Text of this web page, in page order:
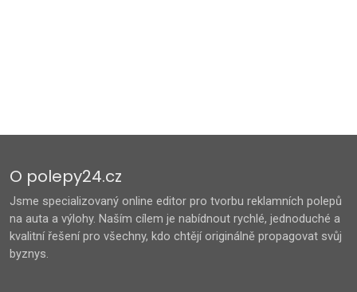
O polepy24.cz
Jsme specializovaný online editor pro tvorbu reklamních polepů
na auta a výlohy. Naším cílem je nabídnout rychlé, jednoduché a
kvalitní řešení pro všechny, kdo chtějí originálně propagovat svůj
byznys.